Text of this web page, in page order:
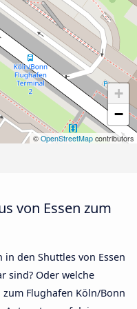
+
−
© OpenStreetMap contributors
von Essen zum
in den Shuttles von Essen
sind? Oder welche
zum Flughafen Köln/Bonn